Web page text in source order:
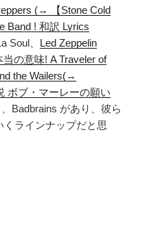
(→ 【Stone Cold
Band ! 和訳 Lyrics
Soul、 Led Zeppelin
の意味! A Traveler of
the Wailers(→
ボブ・マーレーの願い
、Badbrains があり、彼ら
ラインナップだと思